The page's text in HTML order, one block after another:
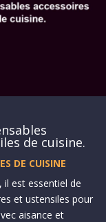
de cuisine.
DE CUISINE
il est essentiel de
et ustensiles pour
aisance et